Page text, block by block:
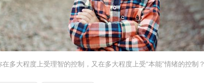
在多大程度上受理智的控制，又在多大程度上受“本能”情绪的控制？